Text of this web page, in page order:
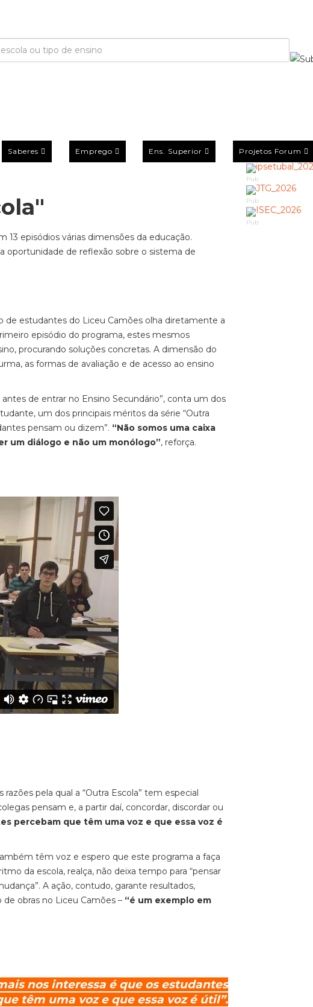
Saberes Emprego Ens. Superior Projetos Forum
13 episódios várias dimensões da educação.
oportunidade de reflexão sobre o sistema de
de estudantes do Liceu Camões olha diretamente a
episódio do programa, estes mesmos
procurando soluções concretas. A dimensão do
as formas de avaliação e de acesso ao ensino
de entrar no Ensino Secundário”, conta um dos
um dos principais méritos da série “Outra
pensam ou dizem”. “Não somos uma caixa
um diálogo e não um monólogo”, reforça.
pela qual a “Outra Escola” tem especial
pensam e, a partir daí, concordar, discordar ou
percebam que têm uma voz e que essa voz é
têm voz e espero que este programa a faça
da escola, realça, não deixa tempo para “pensar
A ação, contudo, garante resultados,
obras no Liceu Camões – “é um exemplo em
nos interessa é que os estudantes
têm uma voz e que essa voz é útil”.
Pub
Pub
Pub